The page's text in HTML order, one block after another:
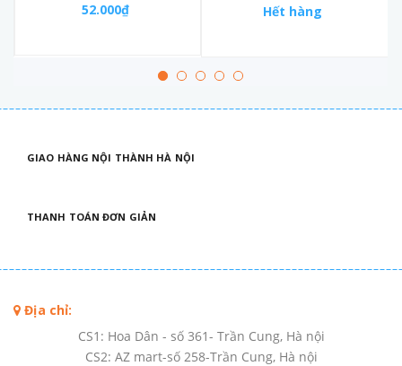
52.000₫ Hết hàng
GIAO HÀNG NỘI THÀNH HÀ NỘI
THANH TOÁN ĐƠN GIẢN
Địa chỉ:
CS1: Hoa Dân - số 361- Trần Cung, Hà nội
CS2: AZ mart-số 258-Trần Cung, Hà nội